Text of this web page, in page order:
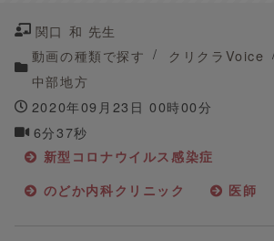
関口 和 先生
動画の種類で探す
クリクラVoice
中部地方
2020年09月23日 00時00分
6分37秒
新型コロナウイルス感染症
のどか内科クリニック
医師